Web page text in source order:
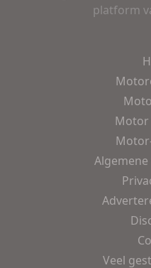
platform
Motor
Veel